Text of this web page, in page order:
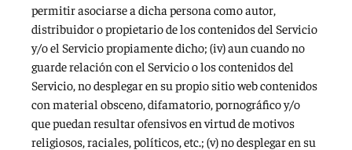
permitir asociarse a dicha persona como autor,
distribuidor o propietario de los contenidos del Servicio
y/o el Servicio propiamente dicho; (iv) aun cuando no
guarde relación con el Servicio o los contenidos del
Servicio, no desplegar en su propio sitio web contenidos
con material obsceno, difamatorio, pornográfico y/o
que puedan resultar ofensivos en virtud de motivos
religiosos, raciales, políticos, etc.; (v) no desplegar en su